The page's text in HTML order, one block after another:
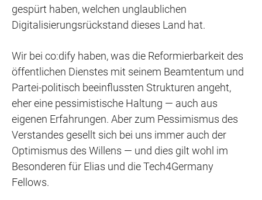
gespürt haben, welchen unglaublichen
Digitalisierungsrückstand dieses Land hat.
Wir bei co:dify haben, was die Reformierbarkeit des
öffentlichen Dienstes mit seinem Beamtentum und
Partei-politisch beeinflussten Strukturen angeht,
eher eine pessimistische Haltung — auch aus
eigenen Erfahrungen. Aber zum Pessimismus des
Verstandes gesellt sich bei uns immer auch der
Optimismus des Willens — und dies gilt wohl im
Besonderen für Elias und die Tech4Germany
Fellows.